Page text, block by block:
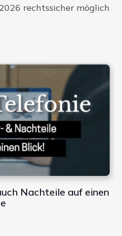
rechtssicher möglich
Nachteile auf einen